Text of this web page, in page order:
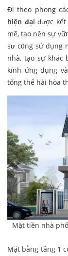
Đi theo phong
hiện đại được
mẽ, tạo nên sự
sư cũng sử dụng
nhà, tạo sự khác
kính ứng dụng
tổng thể hài hòa
Mặt tiền nhà
Mặt bằng tầng 1